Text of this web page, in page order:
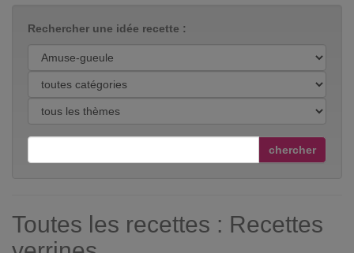
Rechercher une idée recette :
chercher
Toutes les recettes : Recettes